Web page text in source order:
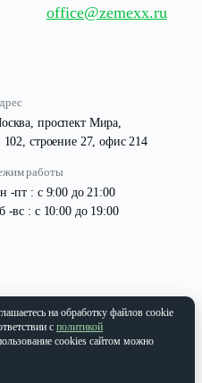
проспект Мира,
102, строение 27, офис 214
работы
-пт : с 9:00 до 21:00
-вс : с 10:00 до 19:00
office@zemexx.ru
ОГРН: 1177746937565
на обработку файлов cookie
с политикой
cookies сайтом можно